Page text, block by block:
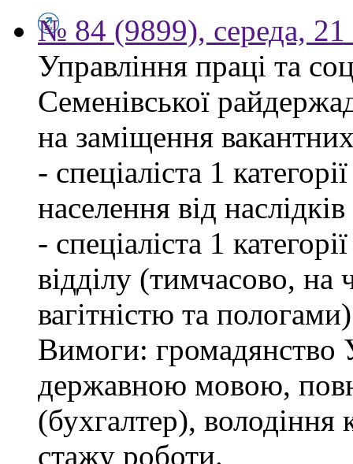
№ 84 (9899), середа,
Управління праці та
Семенівської
на заміщення
- спеціаліста 1
населення від
- спеціаліста 1
відділу (тимчасово, на
вагітністю та
Вимоги: громадянство
державною мовою,
(бухгалтер),
стажу роботи.